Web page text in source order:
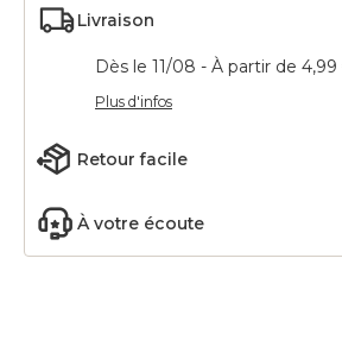
Livraison
Dès le 11/08 - À partir de
Plus d'infos
Retour facile
À votre écoute